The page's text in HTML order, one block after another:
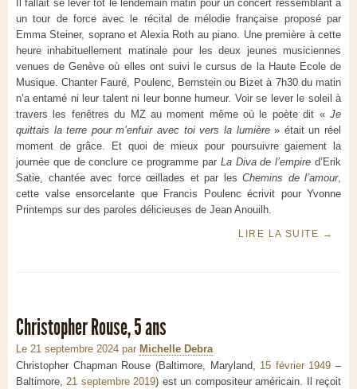
Il fallait se lever tôt le lendemain matin pour un concert ressemblant à
un tour de force avec le récital de mélodie française proposé par
Emma Steiner, soprano et Alexia Roth au piano. Une première à cette
heure inhabituellement matinale pour les deux jeunes musiciennes
venues de Genève où elles ont suivi le cursus de la Haute Ecole de
Musique. Chanter Fauré, Poulenc, Bernstein ou Bizet à 7h30 du matin
n’a entamé ni leur talent ni leur bonne humeur. Voir se lever le soleil à
travers les fenêtres du MZ au moment même où le poète dit « Je
quittais la terre pour m’enfuir avec toi vers la lumière» était un réel
moment de grâce. Et quoi de mieux pour poursuivre gaiement la
journée que de conclure ce programme par La Diva de l’empire d’Erik
Satie, chantée avec force œillades et par les Chemins de l’amour,
cette valse ensorcelante que Francis Poulenc écrivit pour Yvonne
Printemps sur des paroles délicieuses de Jean Anouilh.
LIRE LA SUITE →
Christopher Rouse, 5 ans
Le 21 septembre 2024 par Michelle Debra
Christopher Chapman Rouse (Baltimore, Maryland, 15 février 1949 –
Baltimore,21 septembre 2019) est un compositeur américain. Il reçoit